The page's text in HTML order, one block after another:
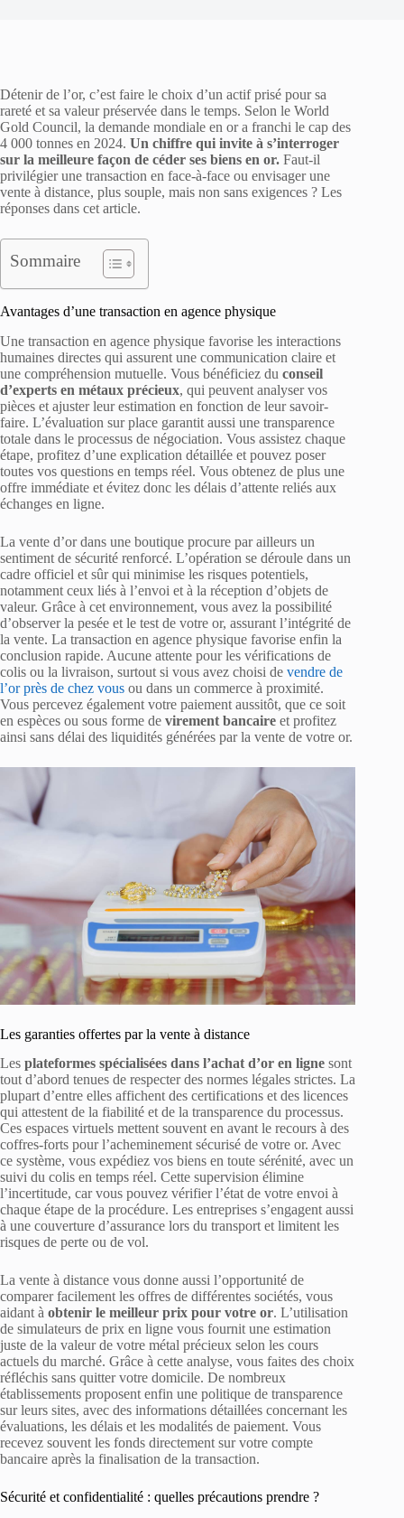
Détenir de l’or, c’est faire le choix d’un actif prisé pour sa
rareté et sa valeur préservée dans le temps. Selon le World
Gold Council, la demande mondiale en or a franchi le cap des
4 000 tonnes en 2024. Un chiffre qui invite à s’interroger
sur la meilleure façon de céder ses biens en or. Faut-il
privilégier une transaction en face-à-face ou envisager une
vente à distance, plus souple, mais non sans exigences ? Les
réponses dans cet article.
Sommaire
Avantages d’une transaction en agence physique
Une transaction en agence physique favorise les interactions
humaines directes qui assurent une communication claire et
une compréhension mutuelle. Vous bénéficiez du conseil
d’experts en métaux précieux, qui peuvent analyser vos
pièces et ajuster leur estimation en fonction de leur savoir-
faire. L’évaluation sur place garantit aussi une transparence
totale dans le processus de négociation. Vous assistez chaque
étape, profitez d’une explication détaillée et pouvez poser
toutes vos questions en temps réel. Vous obtenez de plus une
offre immédiate et évitez donc les délais d’attente reliés aux
échanges en ligne.
La vente d’or dans une boutique procure par ailleurs un
sentiment de sécurité renforcé. L’opération se déroule dans un
cadre officiel et sûr qui minimise les risques potentiels,
notamment ceux liés à l’envoi et à la réception d’objets de
valeur. Grâce à cet environnement, vous avez la possibilité
d’observer la pesée et le test de votre or, assurant l’intégrité de
la vente. La transaction en agence physique favorise enfin la
conclusion rapide. Aucune attente pour les vérifications de
colis ou la livraison, surtout si vous avez choisi de vendre de
l’or près de chez vous ou dans un commerce à proximité.
Vous percevez également votre paiement aussitôt, que ce soit
en espèces ou sous forme de virement bancaire et profitez
ainsi sans délai des liquidités générées par la vente de votre or.
Les garanties offertes par la vente à distance
Les plateformes spécialisées dans l’achat d’or en ligne sont
tout d’abord tenues de respecter des normes légales strictes. La
plupart d’entre elles affichent des certifications et des licences
qui attestent de la fiabilité et de la transparence du processus.
Ces espaces virtuels mettent souvent en avant le recours à des
coffres-forts pour l’acheminement sécurisé de votre or. Avec
ce système, vous expédiez vos biens en toute sérénité, avec un
suivi du colis en temps réel. Cette supervision élimine
l’incertitude, car vous pouvez vérifier l’état de votre envoi à
chaque étape de la procédure. Les entreprises s’engagent aussi
à une couverture d’assurance lors du transport et limitent les
risques de perte ou de vol.
La vente à distance vous donne aussi l’opportunité de
comparer facilement les offres de différentes sociétés, vous
aidant à obtenir le meilleur prix pour votre or. L’utilisation
de simulateurs de prix en ligne vous fournit une estimation
juste de la valeur de votre métal précieux selon les cours
actuels du marché. Grâce à cette analyse, vous faites des choix
réfléchis sans quitter votre domicile. De nombreux
établissements proposent enfin une politique de transparence
sur leurs sites, avec des informations détaillées concernant les
évaluations, les délais et les modalités de paiement. Vous
recevez souvent les fonds directement sur votre compte
bancaire après la finalisation de la transaction.
Sécurité et confidentialité : quelles précautions prendre ?